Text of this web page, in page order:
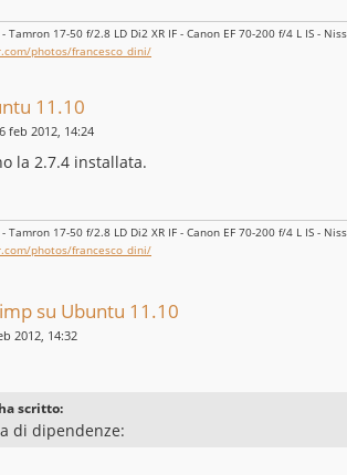
- Tamron 17-50 f/2.8 LD Di2 XR IF - Canon EF 70-200 f/4 L IS -
photos/francesco_dini/
11.10
feb 2012, 14:24
la 2.7.4 installata.
- Tamron 17-50 f/2.8 LD Di2 XR IF - Canon EF 70-200 f/4 L IS -
photos/francesco_dini/
su Ubuntu 11.10
2012, 14:32
scritto:
di dipendenze: